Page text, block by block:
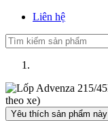
Liên hệ
Yêu thích sản phẩm này